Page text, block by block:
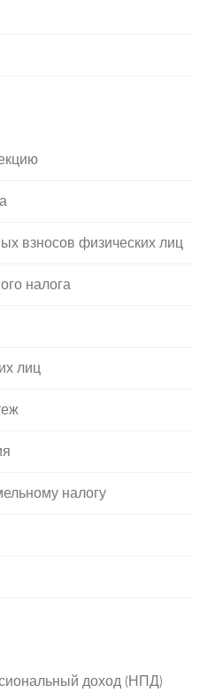
взносов физических лиц
налога
лиц
налогу
доход (НПД)